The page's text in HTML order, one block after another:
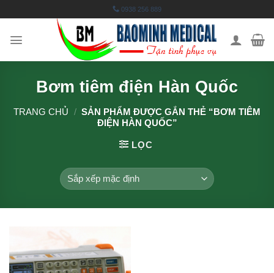
to
content
0938 256 889
Bơm tiêm điện Hàn Quốc
TRANG CHỦ / SẢN PHẨM ĐƯỢC GẮN THẺ “BƠM TIÊM
ĐIỆN HÀN QUỐC”
LỌC